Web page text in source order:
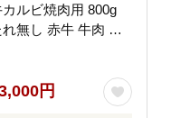
カルビ焼肉用 800g
れ無し 赤牛 牛肉 国
おかず 手軽 ご褒美
祝い 人気 晩ご飯 焼
円